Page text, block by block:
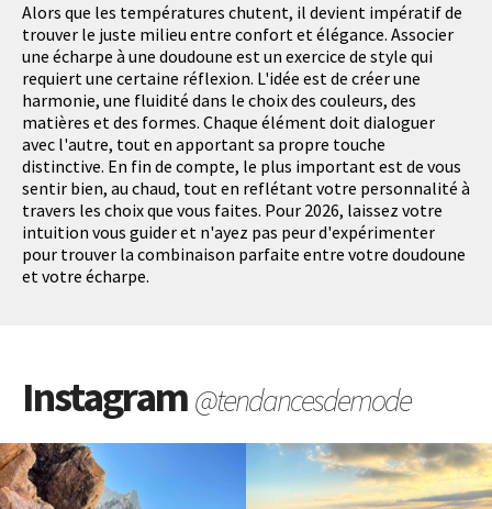
Alors que les températures chutent, il devient impératif de
trouver le juste milieu entre confort et élégance. Associer
une écharpe à une doudoune est un exercice de style qui
requiert une certaine réflexion. L'idée est de créer une
harmonie, une fluidité dans le choix des couleurs, des
matières et des formes. Chaque élément doit dialoguer
avec l'autre, tout en apportant sa propre touche
distinctive. En fin de compte, le plus important est de vous
sentir bien, au chaud, tout en reflétant votre personnalité à
travers les choix que vous faites. Pour 2026, laissez votre
intuition vous guider et n'ayez pas peur d'expérimenter
pour trouver la combinaison parfaite entre votre doudoune
et votre écharpe.
Instagram@tendancesdemode